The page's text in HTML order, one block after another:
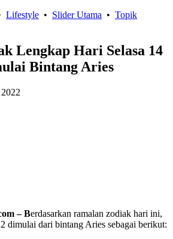
Lifestyle • Slider Utama • Topik
Lengkap Hari Selasa 14
Bintang Aries
– Berdasarkan ramalan zodiak hari ini,
dimulai dari bintang Aries sebagai berikut: